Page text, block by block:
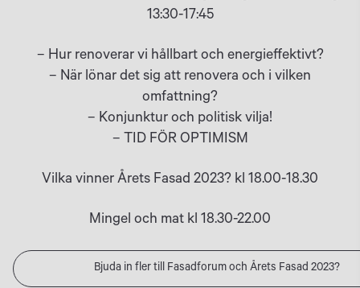
13:30-17:45
– Hur renoverar vi hållbart och energieffektivt?
– När lönar det sig att renovera och i vilken
omfattning?
– Konjunktur och politisk vilja!
– TID FÖR OPTIMISM
Vilka vinner Årets Fasad 2023? kl 18.00-18.30
Mingel och mat kl 18.30-22.00
Bjuda in fler till Fasadforum och Årets Fasad 2023?